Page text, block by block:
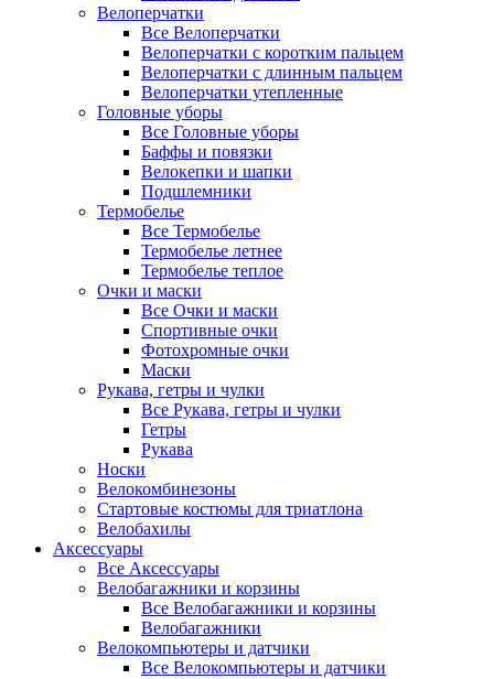
Велоперчатки
Все Велоперчатки
Велоперчатки с коротким пальцем
Велоперчатки с длинным пальцем
Велоперчатки утепленные
Головные уборы
Все Головные уборы
Баффы и повязки
Велокепки и шапки
Подшлемники
Термобелье
Все Термобелье
Термобелье летнее
Термобелье теплое
Очки и маски
Все Очки и маски
Спортивные очки
Фотохромные очки
Маски
Рукава, гетры и чулки
Все Рукава, гетры и чулки
Гетры
Рукава
Носки
Велокомбинезоны
Стартовые костюмы для триатлона
Велобахилы
Аксессуары
Все Аксессуары
Велобагажники и корзины
Все Велобагажники и корзины
Велобагажники
Велокомпьютеры и датчики
Все Велокомпьютеры и датчики